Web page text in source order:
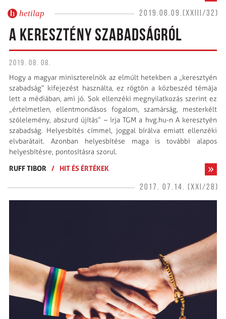
hetilap 2019.08.09.(XXIII/32)
A KERESZTÉNY SZABADSÁGRÓL
2019. 08. 08.
Hogy a magyar miniszterelnök az elmúlt hetekben a „keresztyén
szabadság” kifejezést használta, ez rögtön a közbeszéd témája
lett a médiában, ami jó. Sok ellenzéki megnyilatkozás szerint ez
„értelmetlen, ellentmondásos fogalom, szamárság, mesterkélt
szólelemény, abszurd újítás” – írja TGM a hvg.hu-n A keresztyén
szabadság. Helyesbítés címmel, joggal bírálva emiatt ellenzéki
elvbarátait. Azonban helyesbítése maga is további alapos
helyesbítésre, pontosításra szorul.
RUFF TIBOR
/ HIT ÉS ÉRTÉKEK
2017. 07.14. (XXI/28)